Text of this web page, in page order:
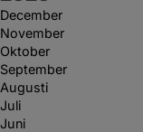
December
November
Oktober
September
Augusti
Juli
Juni